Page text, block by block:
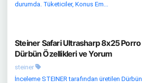
durumda. Tüketiciler, Konus Em...
Steiner Safari Ultrasharp 8x25 Porro
Dürbün Özellikleri ve Yorum
steiner
İnceleme STEINER tarafından üretilen Dürbün